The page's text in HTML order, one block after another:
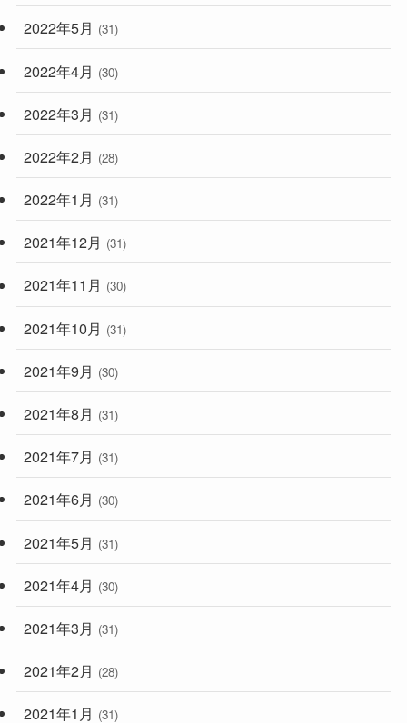
2022年5月 (31)
2022年4月 (30)
2022年3月 (31)
2022年2月 (28)
2022年1月 (31)
2021年12月 (31)
2021年11月 (30)
2021年10月 (31)
2021年9月 (30)
2021年8月 (31)
2021年7月 (31)
2021年6月 (30)
2021年5月 (31)
2021年4月 (30)
2021年3月 (31)
2021年2月 (28)
2021年1月 (31)